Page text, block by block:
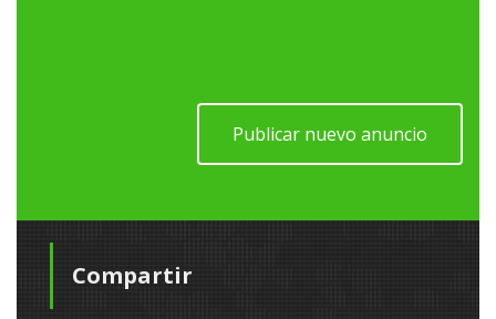
Publicar nuevo anuncio
Compartir